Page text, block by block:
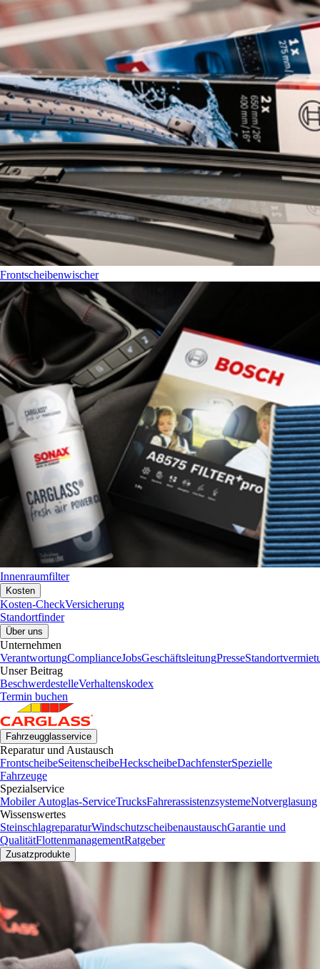
Frontscheibenwischer
Innenraumfilter
Kosten
Kosten-CheckVersicherung
Standortfinder
Über uns
Unternehmen
VerantwortungComplianceJobsGeschäftsleitungPresse
Unser Beitrag
BeschwerdestelleVerhaltenskodex
Termin buchen
Fahrzeugglasservice
Reparatur und Austausch
FrontscheibeSeitenscheibeHeckscheibeDachfensterSpezielle
Fahrzeuge
Spezialservice
Mobiler Autoglas-ServiceTrucksFahrerassistenzsystemeNotverglasung
Wissenswertes
SteinschlagreparaturWindschutzscheibenaustauschGarantie und
QualitätFlottenmanagementRatgeber
Zusatzprodukte